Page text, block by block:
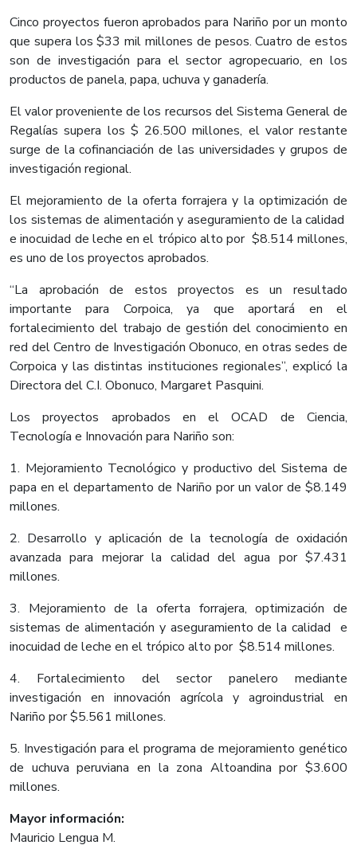
Cinco proyectos fueron aprobados para Nariño por un monto
que supera los $33 mil millones de pesos. Cuatro de estos
son de investigación para el sector agropecuario, en los
productos de panela, papa, uchuva y ganadería.
El valor proveniente de los recursos del Sistema General de
Regalías supera los $ 26.500 millones, el valor restante
surge de la cofinanciación de las universidades y grupos de
investigación regional.
El mejoramiento de la oferta forrajera y la optimización de
los sistemas de alimentación y aseguramiento de la calidad
e inocuidad de leche en el trópico alto por $8.514 millones,
es uno de los proyectos aprobados.
“La aprobación de estos proyectos es un resultado
importante para Corpoica, ya que aportará en el
fortalecimiento del trabajo de gestión del conocimiento en
red del Centro de Investigación Obonuco, en otras sedes de
Corpoica y las distintas instituciones regionales”, explicó la
Directora del C.I. Obonuco, Margaret Pasquini.
Los proyectos aprobados en el OCAD de Ciencia,
Tecnología e Innovación para Nariño son:
1. Mejoramiento Tecnológico y productivo del Sistema de
papa en el departamento de Nariño por un valor de $8.149
millones.
2. Desarrollo y aplicación de la tecnología de oxidación
avanzada para mejorar la calidad del agua por $7.431
millones.
3. Mejoramiento de la oferta forrajera, optimización de
sistemas de alimentación y aseguramiento de la calidad e
inocuidad de leche en el trópico alto por $8.514 millones.
4. Fortalecimiento del sector panelero mediante
investigación en innovación agrícola y agroindustrial en
Nariño por $5.561 millones.
5. Investigación para el programa de mejoramiento genético
de uchuva peruviana en la zona Altoandina por $3.600
millones.
Mayor información:
Mauricio Lengua M.